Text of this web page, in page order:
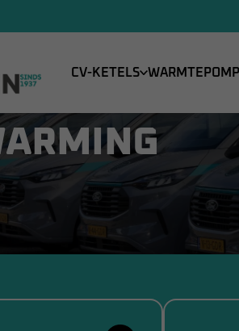
CV-KETELS
1937 DÉ